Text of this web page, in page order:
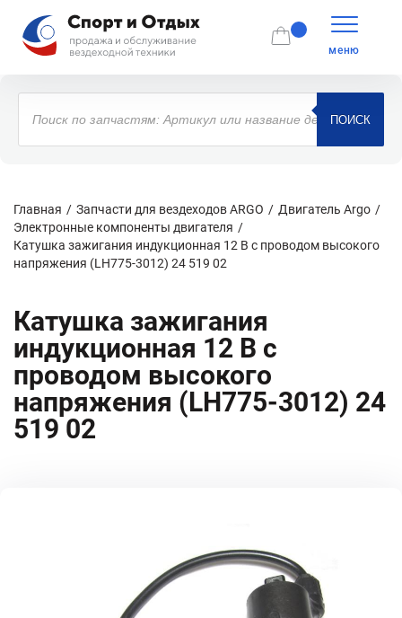
меню
Поиск
товаров
ПОИСК
Главная Запчасти для вездеходов ARGO
Двигатель Argo
Электронные компоненты двигателя
Катушка зажигания индукционная 12 В с проводом высокого
напряжения (LH775-3012) 24 519 02
Катушка зажигания
индукционная 12 В с
проводом высокого
напряжения (LH775-3012) 24
519 02